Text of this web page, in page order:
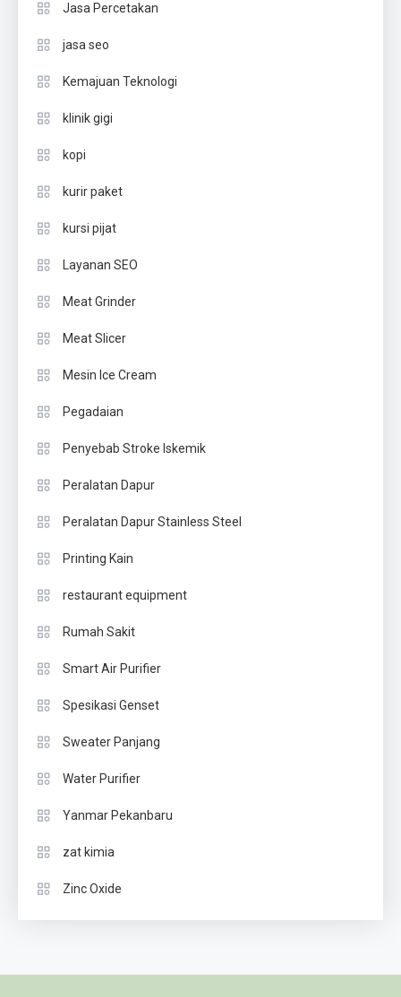
Jasa Percetakan
jasa seo
Kemajuan Teknologi
klinik gigi
kopi
kurir paket
kursi pijat
Layanan SEO
Meat Grinder
Meat Slicer
Mesin Ice Cream
Pegadaian
Penyebab Stroke Iskemik
Peralatan Dapur
Peralatan Dapur Stainless Steel
Printing Kain
restaurant equipment
Rumah Sakit
Smart Air Purifier
Spesikasi Genset
Sweater Panjang
Water Purifier
Yanmar Pekanbaru
zat kimia
Zinc Oxide